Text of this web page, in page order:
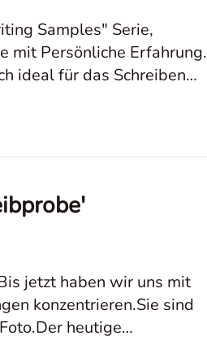
Samples" Serie,
mit Persönliche Erfahrung.
ideal für das Schreiben
jetzt haben wir uns mit
konzentrieren.Sie sind
heutige